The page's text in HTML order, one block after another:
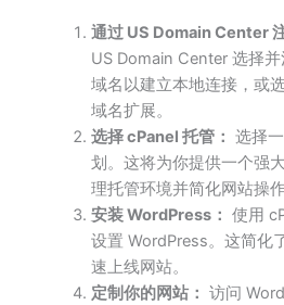
通过 US Domain Center
US Domain Center 选择
域名以建立本地连接，或
域名扩展。
选择 cPanel 托管： 选择
划。这将为你提供一个强
理托管环境并简化网站操作
安装 WordPress： 使用
设置 WordPress。这简化
速上线网站。
定制你的网站： 访问